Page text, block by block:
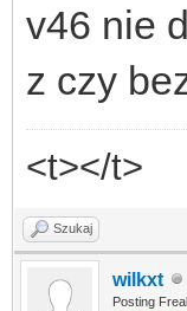
v46 nie
z czy
<t></t>
Szukaj
wilkxt
Posting